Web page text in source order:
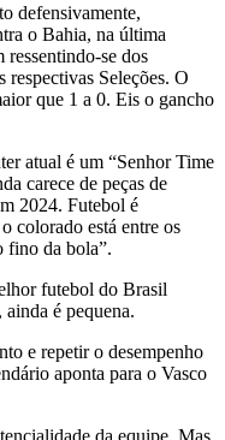
defensivamente,
o Bahia, na última
ressentindo-se dos
respectivas Seleções. O
que 1 a 0. Eis o gancho
atual é um “Senhor Time
carece de peças de
2024. Futebol é
colorado está entre os
fino da bola”.
futebol do Brasil
é pequena.
e repetir o desempenho
aponta para o Vasco
da equipe. Mas